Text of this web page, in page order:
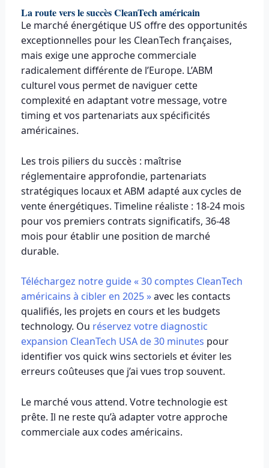
La route vers le succès CleanTech américain
Le marché énergétique US offre des opportunités
exceptionnelles pour les CleanTech françaises,
mais exige une approche commerciale
radicalement différente de l’Europe. L’ABM
culturel vous permet de naviguer cette
complexité en adaptant votre message, votre
timing et vos partenariats aux spécificités
américaines.
Les trois piliers du succès : maîtrise
réglementaire approfondie, partenariats
stratégiques locaux et ABM adapté aux cycles de
vente énergétiques. Timeline réaliste : 18-24 mois
pour vos premiers contrats significatifs, 36-48
mois pour établir une position de marché
durable.
Téléchargez notre guide « 30 comptes CleanTech
américains à cibler en 2025 »avec les contacts
qualifiés, les projets en cours et les budgets
technology. Ou réservez votre diagnostic
expansion CleanTech USA de 30 minutes pour
identifier vos quick wins sectoriels et éviter les
erreurs coûteuses que j’ai vues trop souvent.
Le marché vous attend. Votre technologie est
prête. Il ne reste qu’à adapter votre approche
commerciale aux codes américains.